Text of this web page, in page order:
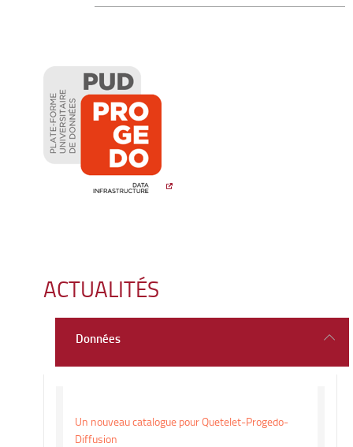
ACTUALITÉS
Données
Un nouveau catalogue pour Quetelet-Progedo-
Diffusion